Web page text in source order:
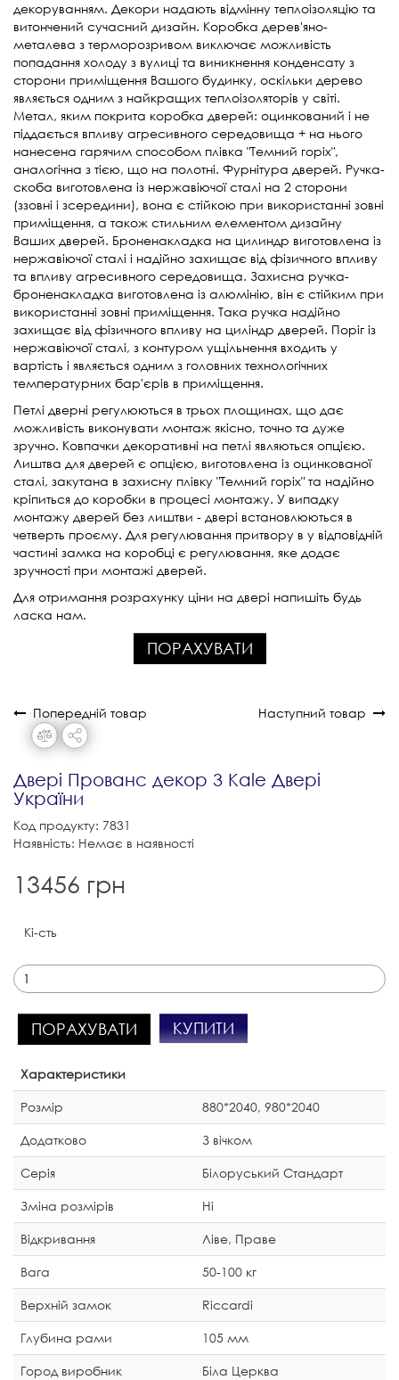
декоруванням. Декори надають відмінну теплоізоляцію та
витончений сучасний дизайн. Коробка дерев'яно-
металева з терморозривом виключає можливість
попадання холоду з вулиці та виникнення конденсату з
сторони приміщення Вашого будинку, оскільки дерево
являється одним з найкращих теплоізоляторів у світі.
Метал, яким покрита коробка дверей: оцинкований і не
піддається впливу агресивного середовища + на нього
нанесена гарячим способом плівка "Темний горіх",
аналогічна з тією, що на полотні. Фурнітура дверей. Ручка-
скоба виготовлена із нержавіючої сталі на 2 сторони
(ззовні і зсередини), вона є стійкою при використанні зовні
приміщення, а також стильним елементом дизайну
Ваших дверей. Броненакладка на цилиндр виготовлена із
нержавіючої сталі і надійно захищає від фізичного впливу
та впливу агресивного середовища. Захисна ручка-
броненакладка виготовлена із алюмінію, він є стійким при
використанні зовні приміщення. Така ручка надійно
захищає від фізичного впливу на циліндр дверей. Поріг із
нержавіючої сталі, з контуром ущільнення входить у
вартість і являється одним з головних технологічних
температурних бар'єрів в приміщення.
Петлі дверні регулюються в трьох площинах, що дає
можливість виконувати монтаж якісно, точно та дуже
зручно. Ковпачки декоративні на петлі являються опцією.
Лиштва для дверей є опцією, виготовлена із оцинкованої
сталі, закутана в захисну плівку "Темний горіх" та надійно
кріпиться до коробки в процесі монтажу. У випадку
монтажу дверей без лиштви - двері встановлюються в
четверть проєму. Для регулювання притвору в у відповідній
частині замка на коробці є регулювання, яке додає
зручності при монтажі дверей.
Для отримання розрахунку ціни на двері напишіть будь
ласка нам.
ПОРАХУВАТИ
Попередній товар Наступний товар
Двері Прованс декор 3 Kale Двері
України
Код продукту: 7831
Наявність: Немає в наявності
13456 грн
Кі-сть
ПОРАХУВАТИ КУПИТИ
Характеристики
Розмір
880*2040, 980*2040
Додатково
З вічком
Серія
Білоруський Стандарт
Зміна розмірів
Ні
Відкривання
Ліве, Праве
Вага
50-100 кг
Верхній замок
Riccardi
Глубина рами
105 мм
Город виробник
Біла Церква